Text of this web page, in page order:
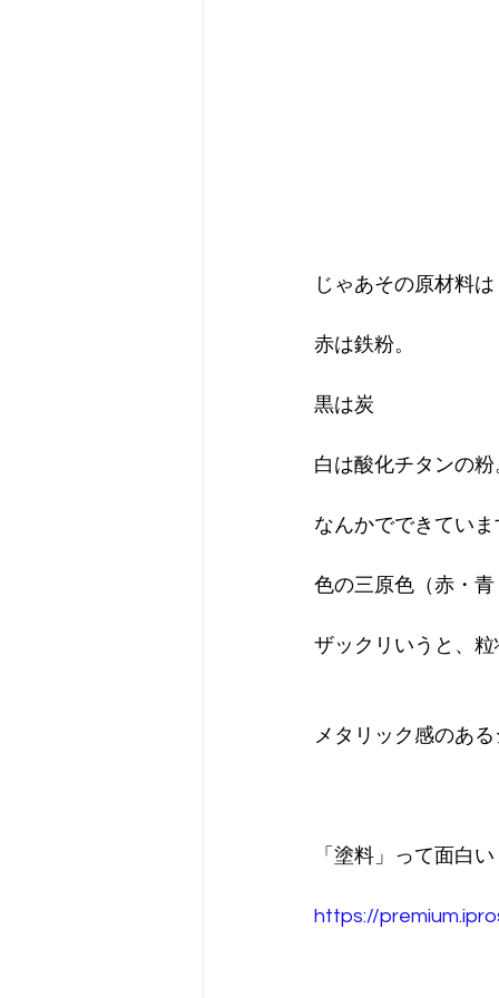
じゃあその原材料は
赤は鉄粉。
黒は炭
白は酸化チタンの粉
なんかでできていま
色の三原色（赤・
ザックリいうと、
メタリック感のあ
「塗料」って面白
https://